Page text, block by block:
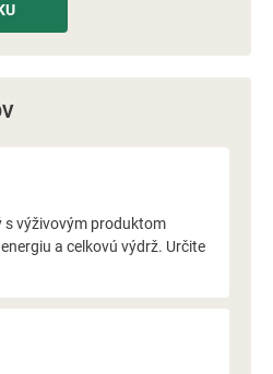
s výživovým produktom
a celkovú výdrž. Určite